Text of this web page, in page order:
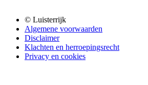
© Luisterrijk
Algemene voorwaarden
Disclaimer
Klachten en herroepingsrecht
Privacy en cookies